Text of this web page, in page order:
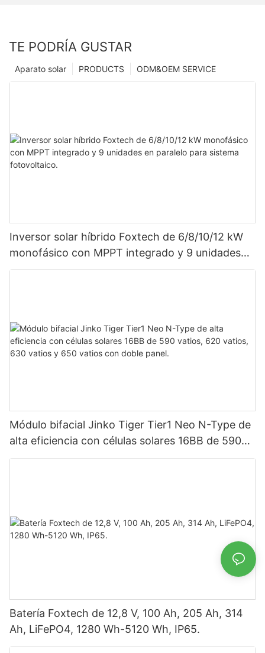
TE PODRÍA GUSTAR
ODM&OEM SERVICE
PRODUCTS
Aparato solar
Inversor solar híbrido Foxtech de 6/8/10/12 kW
monofásico con MPPT integrado y 9 unidades
en paralelo para sistema fotovoltaico.
Módulo bifacial Jinko Tiger Tier1 Neo N-Type de
alta eficiencia con células solares 16BB de 590
vatios, 620 vatios, 630 vatios y 650 vatios con
Batería Foxtech de 12,8 V, 100 Ah, 205 Ah, 314
Ah, LiFePO4, 1280 Wh-5120 Wh, IP65.